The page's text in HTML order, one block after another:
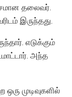
தலைவர்.
இருந்தது.
எடுக்கும்
அந்த
முடிவுகளில்